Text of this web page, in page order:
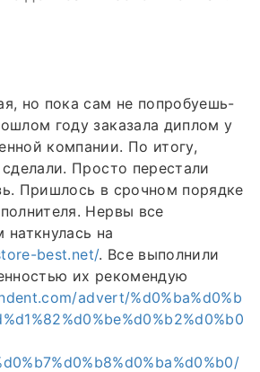
но пока сам не попробуешь-
году заказала диплом у
компании. По итогу,
Просто перестали
Пришлось в срочном порядке
Нервы все
на
best.net/. Все выполнили
их рекомендую
advert/%d0%ba%d0%b